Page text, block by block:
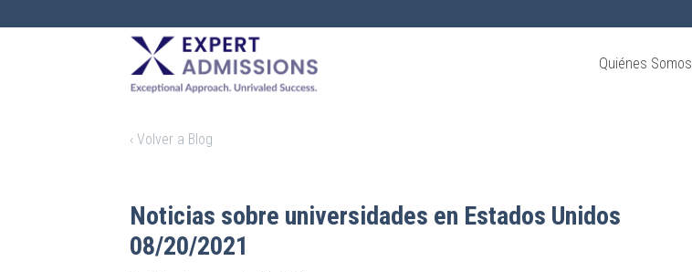
EXPERT
ADMISSIONS
Quiénes Somos
‹ Volver a Blog
Noticias sobre universidades en Estados Unidos
08/20/2021